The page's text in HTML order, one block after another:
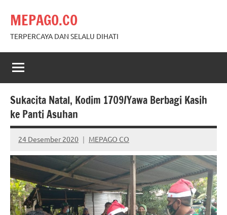
content
MEPAGO.CO
TERPERCAYA DAN SELALU DIHATI
Sukacita Natal, Kodim 1709/Yawa Berbagi Kasih
ke Panti Asuhan
24 Desember 2020 MEPAGO CO
No
comments